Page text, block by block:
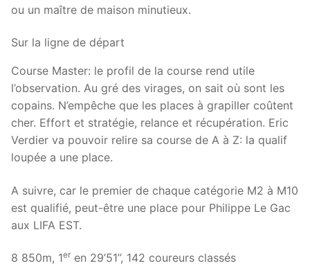
ou un maître de maison minutieux.
Sur la ligne de départ
Course Master: le profil de la course rend utile
l’observation. Au gré des virages, on sait où sont les
copains. N’empêche que les places à grapiller coûtent
cher. Effort et stratégie, relance et récupération. Eric
Verdier va pouvoir relire sa course de A à Z: la qualif
loupée a une place.
A suivre, car le premier de chaque catégorie M2 à M10
est qualifié, peut-être une place pour Philippe Le Gac
aux LIFA EST.
8 850m, 1er en 29’51’’, 142 coureurs classés